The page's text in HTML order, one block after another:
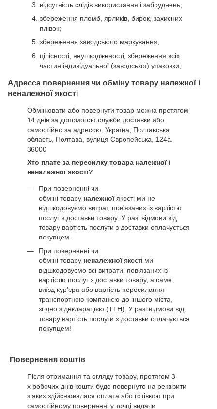
відсутність слідів використання і забруднень;
збереження пломб, ярликів, бирок, захисних
плівок;
збереження заводського маркування;
цілісності, неушкодженості, збереження всіх
частин індивідуальної (заводської) упаковки;
Адресса повернення чи обміну товару належної і
неналежної якості
Обмінювати або повернути товар можна протягом
14 днів за допомогою служби доставки або
самостійно за адресою: Україна, Полтавська
область, Полтава, вулиця Європейська, 124а.
36000
Хто плате за пересилку товара належної і
неналежної якості?
При поверненні чи
обміні товару належноїякості ми не
відшкодовуємо витрат, пов'язаних із вартістю
послуг з доставки товару. У разі відмови від
товару вартість послуги з доставки оплачується
покупцем.
При поверненні чи
обміні товару неналежноїякості ми
відшкодовуємо всі витрати, пов'язаних із
вартістю послуг з доставки товару, а саме:
виїзд кур'єра або вартість пересилання
транспортною компанією до іншого міста,
згідно з декларацією (ТТН). У разі відмови від
товару вартість послуги з доставки оплачується
покупцем!
Повернення коштів
Після отримання та огляду товару, протягом 3-
х робочих днів кошти буде повернуто на реквізити
з яких здійснювалася оплата або готівкою при
самостійному поверненні у точці видачи